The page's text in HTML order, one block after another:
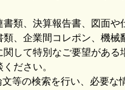
書類、決算報告書、図面や
、企業間コレポン、機械
して特別なご要望がある
ださい。
等の検索を行い、必要な